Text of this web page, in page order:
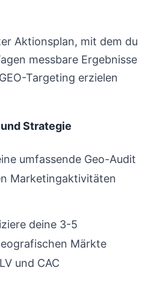
Aktionsplan, mit dem du
messbare Ergebnisse
Targeting erzielen
Strategie
umfassende Geo-Audit
Marketingaktivitäten
deine 3-5
Märkte
und CAC